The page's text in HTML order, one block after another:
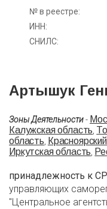
№ в реестре:
ИНН:
СНИЛС:
Артышук
Зоны Деятельности-
Калужская область,
область,
Иркутская область,
принадлежность к
управляющих
"Центральное